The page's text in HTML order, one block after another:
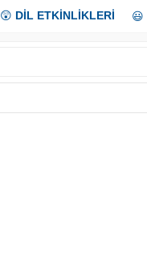
😲 DİL ETKİNLİKLERİ 😃